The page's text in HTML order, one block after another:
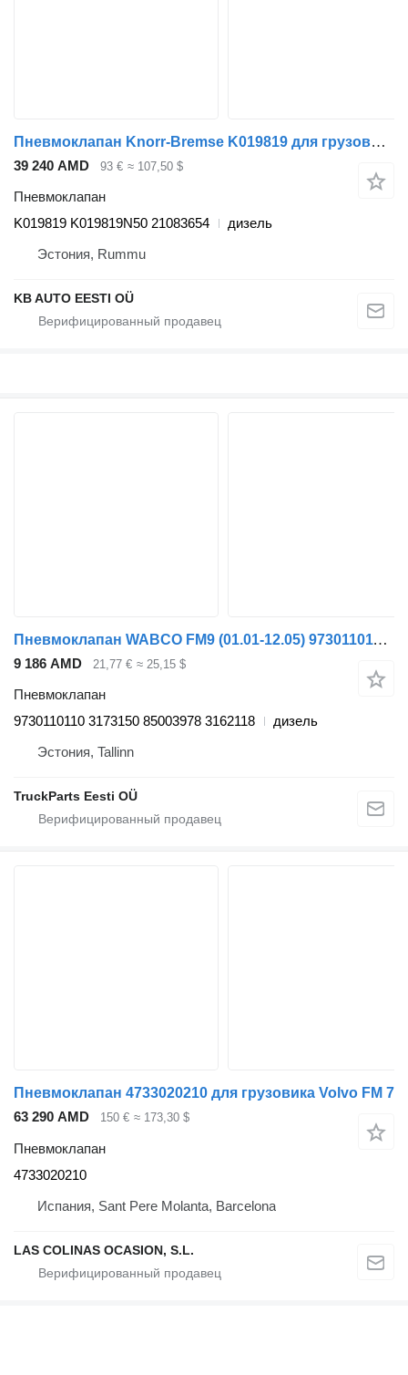
Пневмоклапан Knorr-Bremse K019819 для грузовика Volvo FM7-FM12, FM, FMX (1998-2014)
39 240 AMD 93 € ≈ 107,50 $
Пневмоклапан
K019819 K019819N50 21083654
дизель
Эстония, Rummu
KB AUTO EESTI OÜ
Пневмоклапан WABCO FM9 (01.01-12.05) 9730110110 для грузовика Volvo FM7-FM12, FM, FMX (1998-2014)
9 186 AMD 21,77 € ≈ 25,15 $
Пневмоклапан
9730110110 3173150 85003978 3162118
дизель
Эстония, Tallinn
TruckParts Eesti OÜ
Пневмоклапан 4733020210 для грузовика Volvo FM 7
63 290 AMD
150 € ≈ 173,30 $
Пневмоклапан
4733020210
Испания, Sant Pere Molanta, Barcelona
LAS COLINAS OCASION, S.L.